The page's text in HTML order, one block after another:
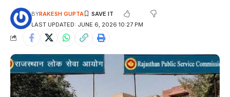
LAST UPDATED: JUNE 6, 2026 10:27 PM
BYRAKESH GUPTA